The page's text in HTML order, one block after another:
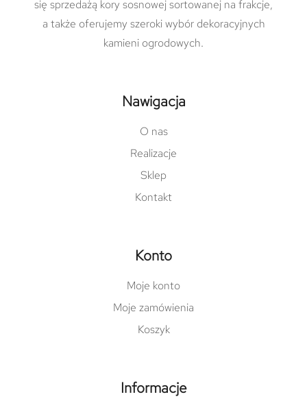
się sprzedażą kory sosnowej sortowanej na frakcje,
a także oferujemy szeroki wybór dekoracyjnych
kamieni ogrodowych.
Nawigacja
O nas
Realizacje
Sklep
Kontakt
Konto
Moje konto
Moje zamówienia
Koszyk
Informacje